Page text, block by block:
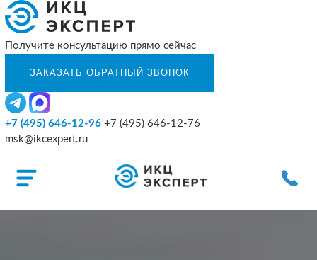
Получите консультацию прямо сейчас
+7 (495) 646-12-96 +7 (495) 646-12-76
msk@ikcexpert.ru